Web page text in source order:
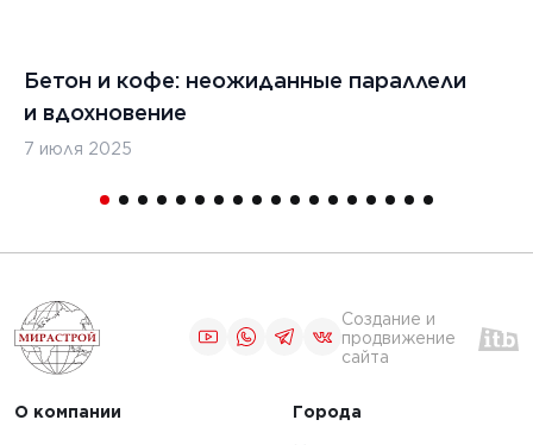
Бетон и кофе: неожиданные параллели
и вдохновение
7 июля 2025
Создание и
продвижение
сайта
О компании Города